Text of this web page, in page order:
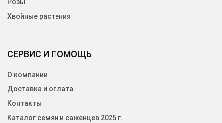
СЕРВИС И ПОМОЩЬ
О компании
Доставка и оплата
Контакты
Каталог семян и саженцев 2025 г.
Розы
Хвойные растения